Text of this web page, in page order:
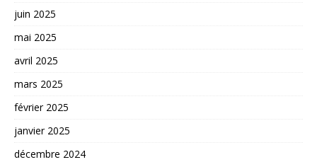
juin 2025
mai 2025
avril 2025
mars 2025
février 2025
janvier 2025
décembre 2024